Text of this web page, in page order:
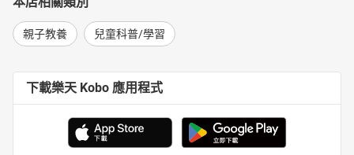
親子教養 兒童科普/學習
下載樂天 Kobo 應用程式